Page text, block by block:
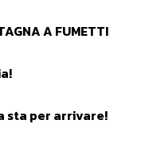
A FUMETTI
sta per arrivare!